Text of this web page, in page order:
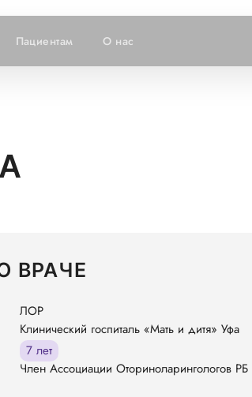
Пациентам О нас
ВРАЧЕ
ЛОР
Клинический госпиталь «Мать и дитя» Уфа
7 лет
Член Ассоциации Оториноларингологов РБ